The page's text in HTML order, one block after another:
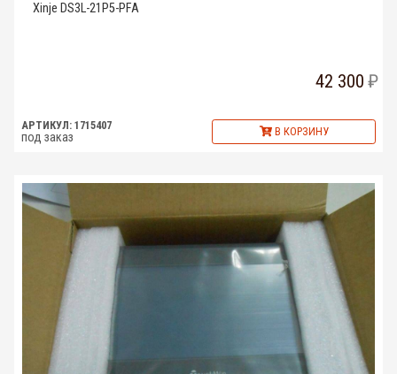
Xinje DS3L-21P5-PFA
42 300
АРТИКУЛ: 1715407
под заказ В КОРЗИНУ